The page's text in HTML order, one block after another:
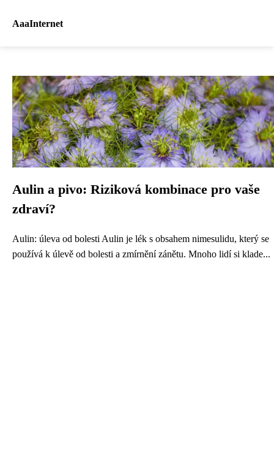
AaaInternet
Aulin a pivo: Riziková kombinace pro vaše
zdraví?
Aulin: úleva od bolesti Aulin je lék s obsahem nimesulidu, který se
používá k úlevě od bolesti a zmírnění zánětu. Mnoho lidí si klade...